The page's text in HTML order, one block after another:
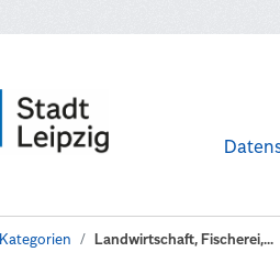
Kategorien Landwirtschaft, Fischerei,...